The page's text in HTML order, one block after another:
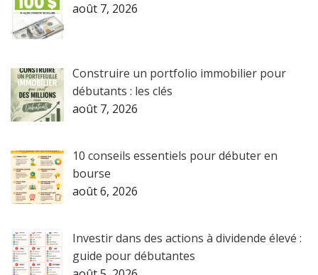
août 7, 2026
Construire un portfolio immobilier pour
débutants : les clés
août 7, 2026
10 conseils essentiels pour débuter en
bourse
août 6, 2026
Investir dans des actions à dividende élevé :
guide pour débutantes